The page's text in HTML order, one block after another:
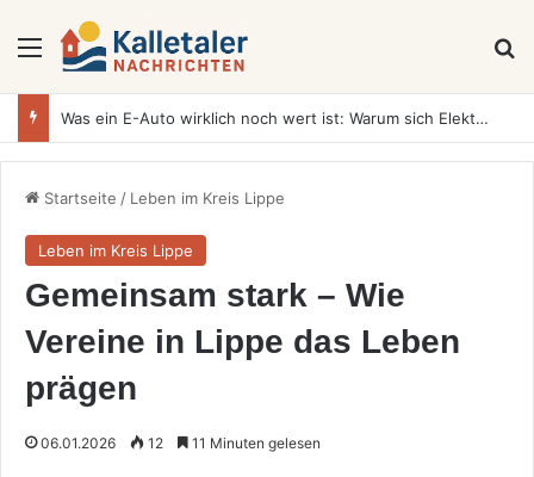
Menü
Was ein E-Auto wirklich noch wert ist: Warum sich Elektrofahrzeuge bei der Wertermittlung anders verhalten als Verbrenner
Startseite / Leben im Kreis Lippe
Leben im Kreis Lippe
Gemeinsam stark – Wie
Vereine in Lippe das Leben
prägen
06.01.2026 12 11 Minuten gelesen